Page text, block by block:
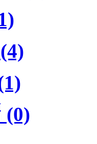
(4)
(0)